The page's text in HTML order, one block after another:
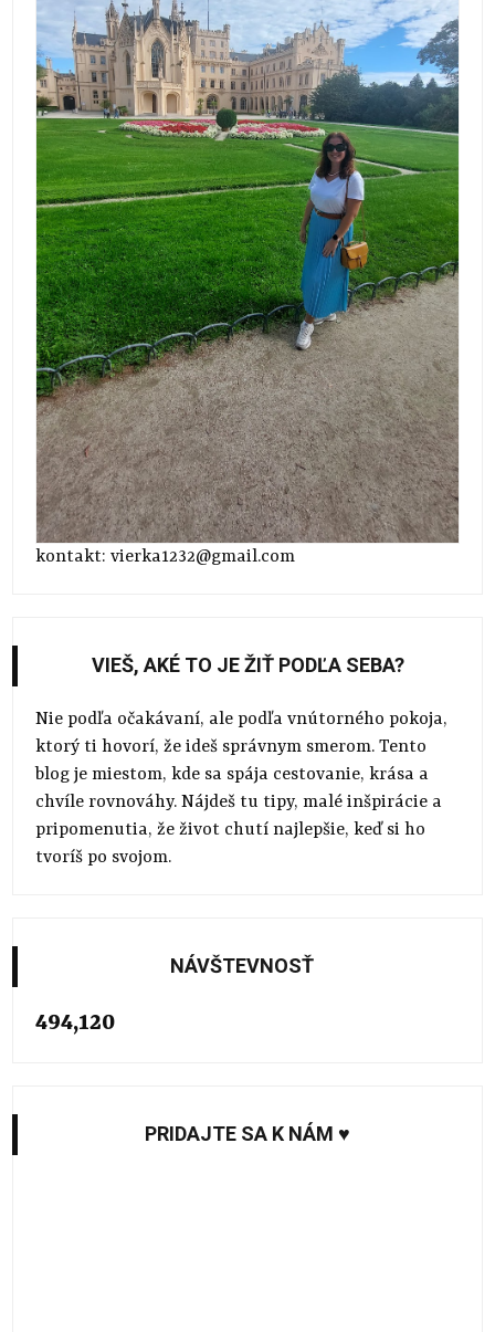
kontakt: vierka1232@gmail.com
VIEŠ, AKÉ TO JE ŽIŤ PODĽA SEBA?
Nie podľa očakávaní, ale podľa vnútorného pokoja,
ktorý ti hovorí, že ideš správnym smerom. Tento
blog je miestom, kde sa spája cestovanie, krása a
chvíle rovnováhy. Nájdeš tu tipy, malé inšpirácie a
pripomenutia, že život chutí najlepšie, keď si ho
tvoríš po svojom.
NÁVŠTEVNOSŤ
494,120
PRIDAJTE SA K NÁM ♥